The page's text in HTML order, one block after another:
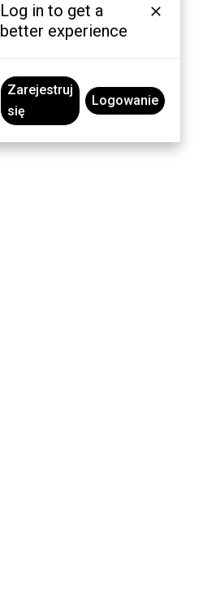
Log in to get a
better experience
Zarejestruj
się
Logowanie